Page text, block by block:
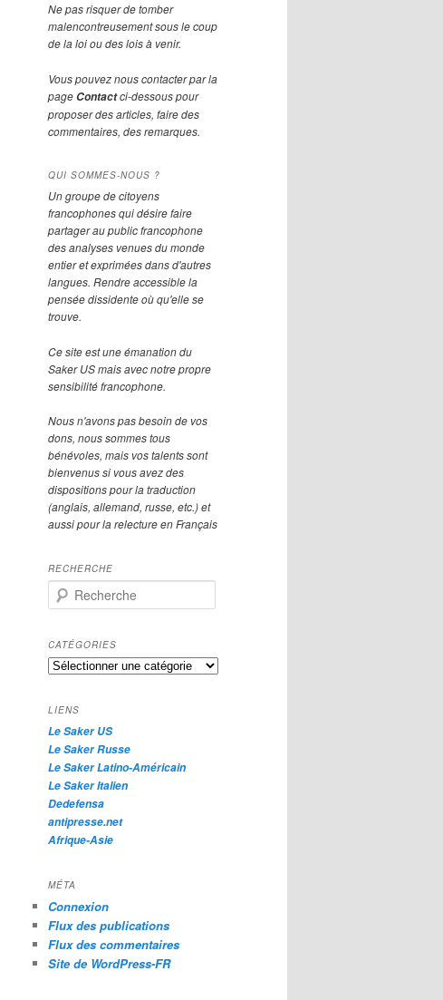
Ne pas risquer de tomber
malencontreusement sous le coup
de la loi ou des lois à venir.
Vous pouvez nous contacter par la
page Contactci-dessous pour
proposer des articles, faire des
commentaires, des remarques.
QUI SOMMES-NOUS ?
Un groupe de citoyens
francophones qui désire faire
partager au public francophone
des analyses venues du monde
entier et exprimées dans d'autres
langues. Rendre accessible la
pensée dissidente où qu'elle se
trouve.
Ce site est une émanation du
Saker US mais avec notre propre
sensibilité francophone.
Nous n'avons pas besoin de vos
dons, nous sommes tous
bénévoles, mais vos talents sont
bienvenus si vous avez des
dispositions pour la traduction
(anglais, allemand, russe, etc.) et
aussi pour la relecture en Français
RECHERCHE
e
h
e
r
h
e
CATÉGORIES
Catégories
LIENS
Le Saker US
Le Saker Russe
Le Saker Latino-Américain
Le Saker Italien
Dedefensa
antipresse.net
Afrique-Asie
MÉTA
Connexion
Flux des publications
Flux des commentaires
Site de WordPress-FR